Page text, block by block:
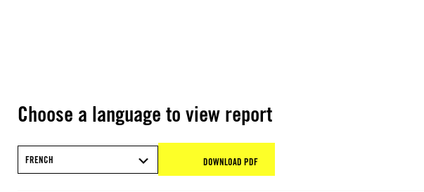
Choose a language to view report
FRENCH DOWNLOAD PDF